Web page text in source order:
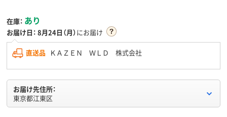
在庫： あり
お届け日： 8月24日（月）にお届け
直送品 ＫＡＺＥＮ ＷＬＤ 株式会社
お届け先住所：
東京都江東区